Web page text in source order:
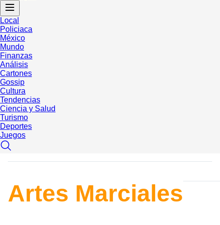
Local
Policiaca
México
Mundo
Finanzas
Análisis
Cartones
Gossip
Cultura
Tendencias
Ciencia y Salud
Turismo
Deportes
Juegos
Artes Marciales